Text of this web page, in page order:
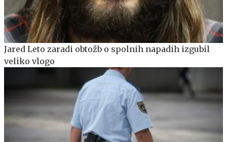
Jared Leto zaradi obtožb o spolnih napadih izgubil
veliko vlogo